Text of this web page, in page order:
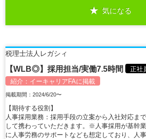
気になる
税理士法人レガシィ
【WLB◎】採用担当/実働7.5時間
正社
紹介： イーキャリアFAに掲載
掲載期間：2024/6/20〜
【期待する役割】
人事採用業務：採用手段の立案から入社対応ま
して携わっていただきます。※人事採用が基幹
に人事労務のサポートなども想定しており、人